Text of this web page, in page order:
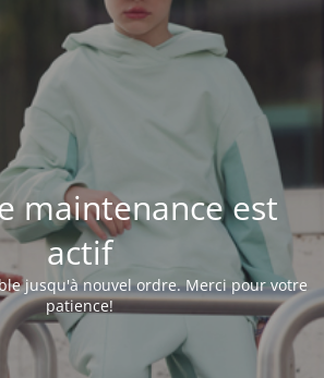
maintenance est
actif
jusqu'à nouvel ordre. Merci pour votre
patience!